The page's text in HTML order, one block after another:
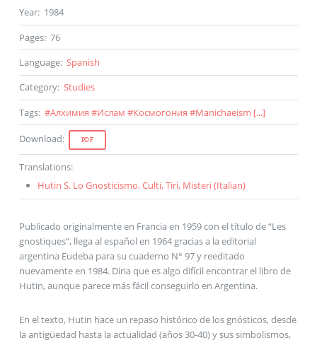
Year: 1984
Pages: 76
Language: Spanish
Category: Studies
Tags: #Алхимия #Ислам #Космогония #Manichaeism [...]
Download: PDF
Translations:
Hutin S. Lo Gnosticismo. Culti, Tiri, Misteri (Italian)
Publicado originalmente en Francia en 1959 con el título de “Les
gnostiques”, llega al español en 1964 gracias a la editorial
argentina Eudeba para su cuaderno N° 97 y reeditado
nuevamente en 1984. Diria que es algo difícil encontrar el libro de
Hutin, aunque parece más fácil conseguirlo en Argentina.
En el texto, Hutin hace un repaso histórico de los gnósticos, desde
la antigüedad hasta la actualidad (años 30-40) y sus simbolismos,